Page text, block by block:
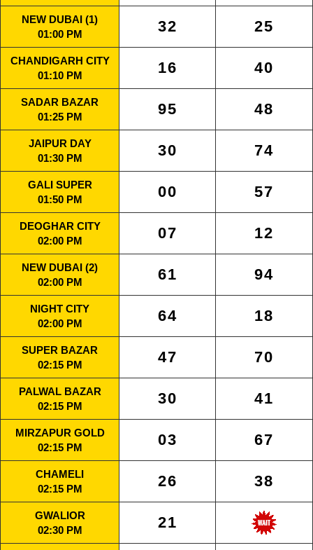
NEW DUBAI (1)
01:00 PM
32 25
CHANDIGARH CITY
01:10 PM
16 40
SADAR BAZAR
01:25 PM
95 48
JAIPUR DAY
01:30 PM
30 74
GALI SUPER
01:50 PM
00 57
DEOGHAR CITY
02:00 PM
07 12
NEW DUBAI (2)
02:00 PM
61 94
NIGHT CITY
02:00 PM
64 18
SUPER BAZAR
02:15 PM
47 70
PALWAL BAZAR
02:15 PM
30 41
MIRZAPUR GOLD
02:15 PM
03 67
CHAMELI
02:15 PM
26 38
GWALIOR
02:30 PM
21